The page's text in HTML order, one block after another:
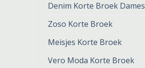
Denim Korte Broek Dames
Zoso Korte Broek
Meisjes Korte Broek
Vero Moda Korte Broek